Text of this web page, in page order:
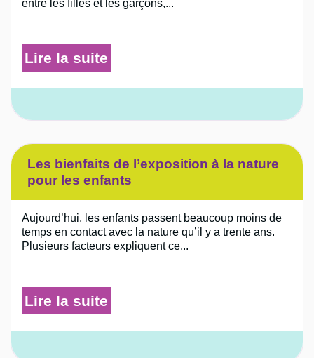
entre les filles et les garçons,...
Lire la suite
Les bienfaits de l’exposition à la nature
pour les enfants
Aujourd’hui, les enfants passent beaucoup moins de
temps en contact avec la nature qu’il y a trente ans.
Plusieurs facteurs expliquent ce...
Lire la suite